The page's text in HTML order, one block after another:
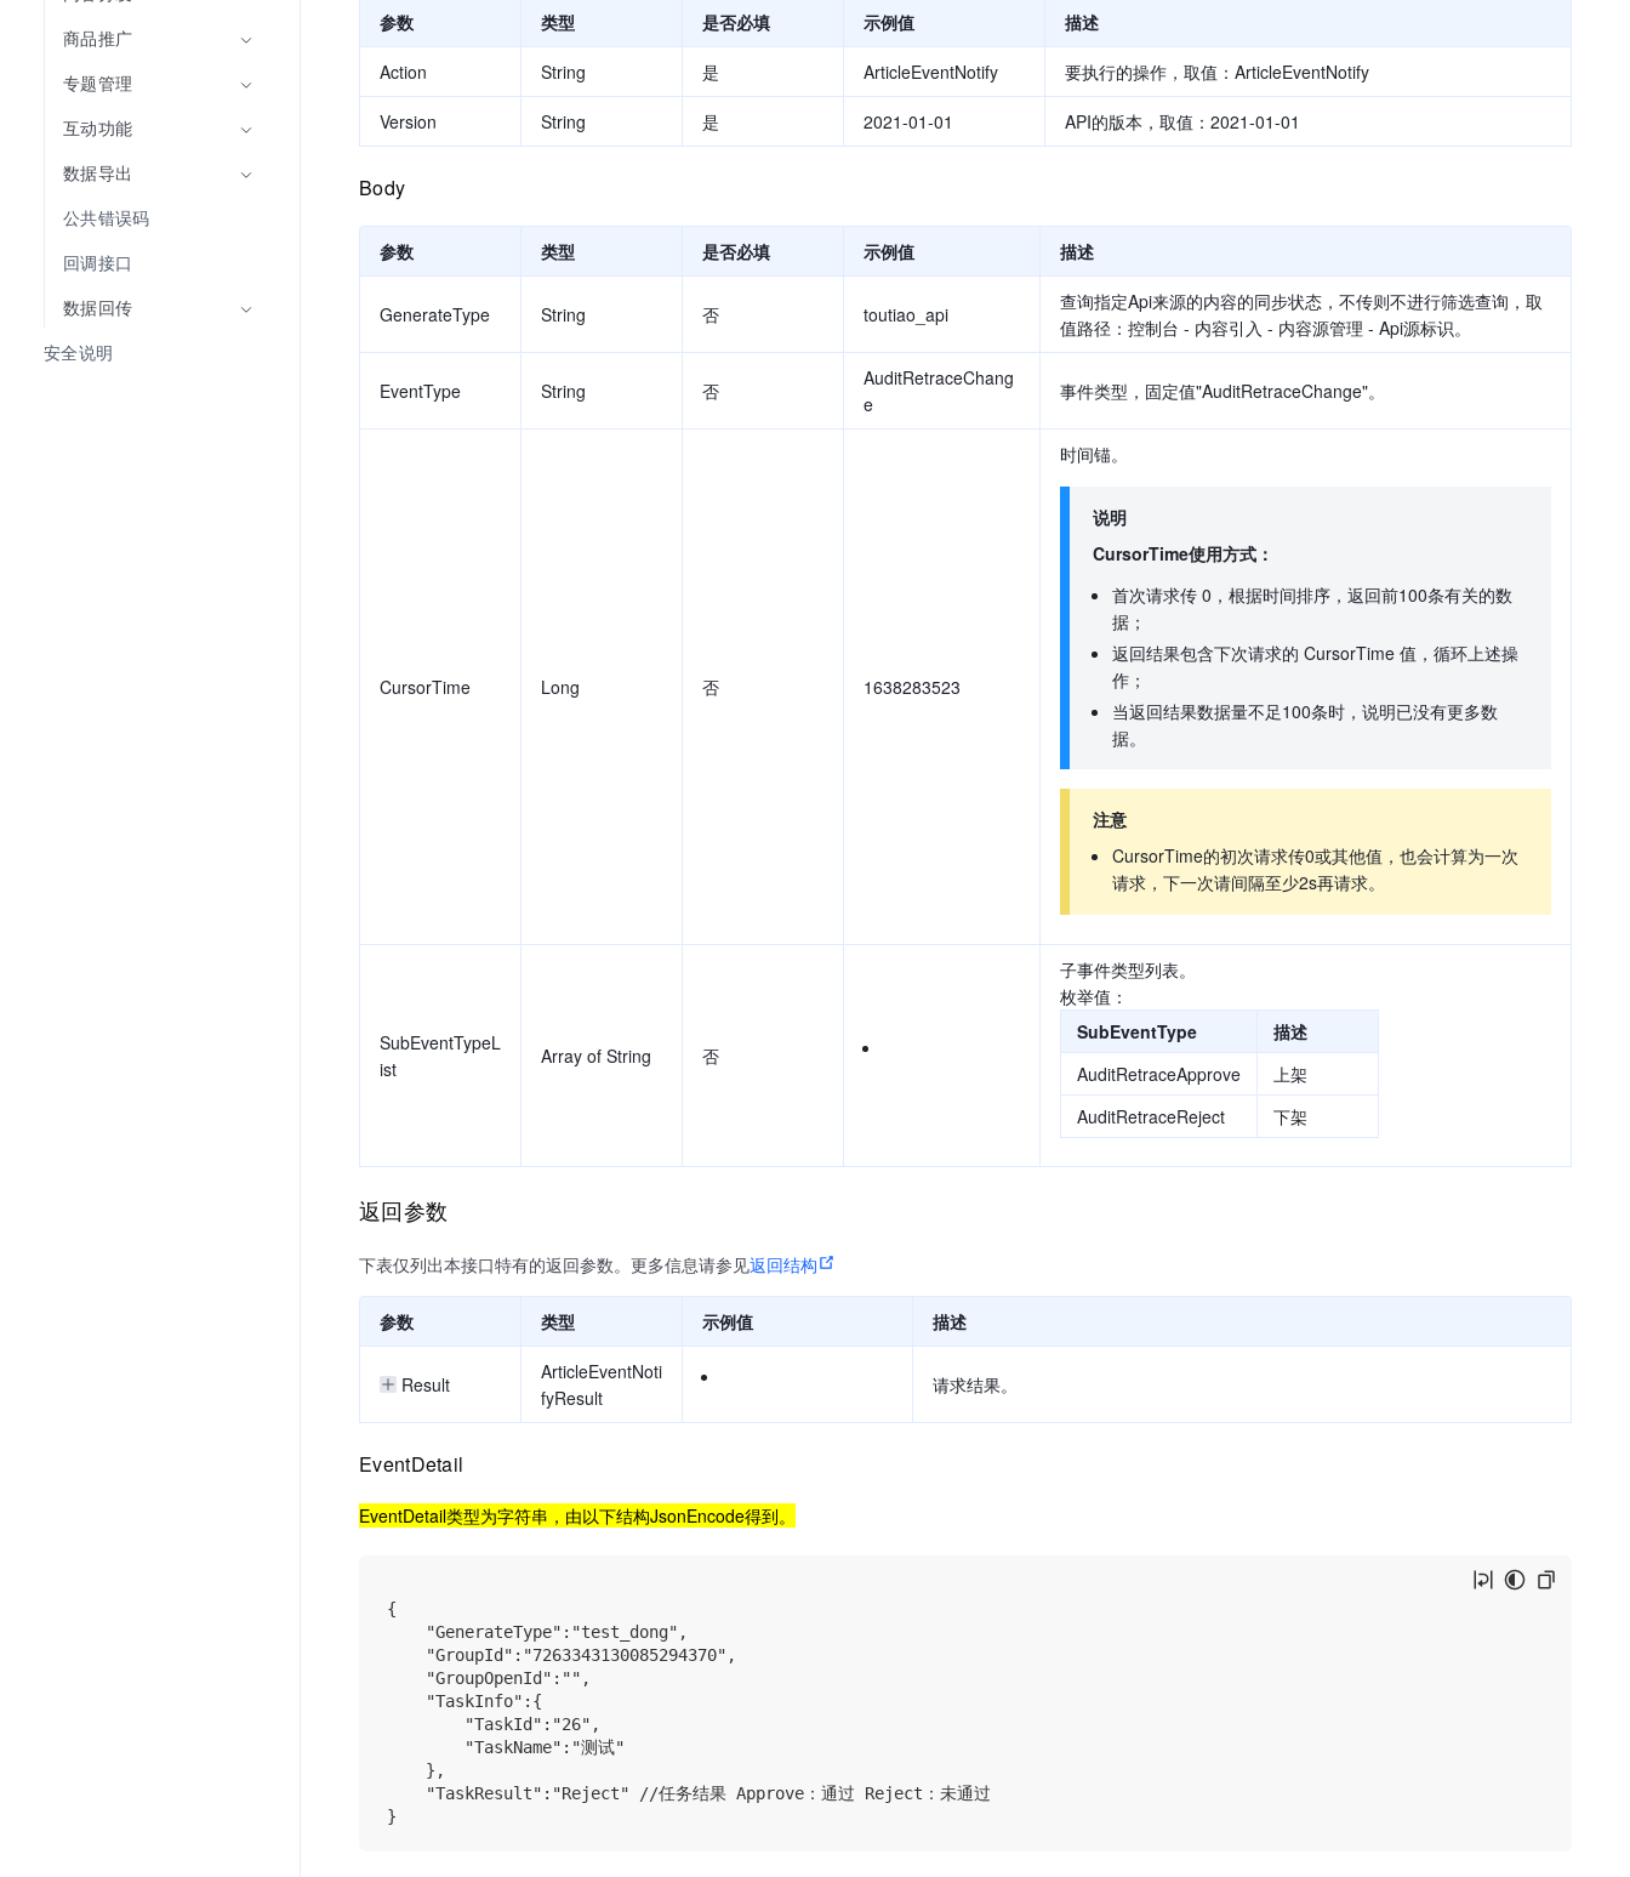
商品推广
专题管理
互动功能
数据导出
公共错误码
回调接口
数据回传
安全说明
参数 类型 是否必填 示例值 描述
Action String 是 ArticleEventNotify 要执行的操作，取值：ArticleEventNotify
Version String 是 2021-01-01 API的版本，取值：2021-01-01
Body
参数 类型 是否必填 示例值 描述
GenerateType String 否 toutiao_api
查询指定Api来源的内容的同步状态，不传则不进行筛选查询，取
值路径：控制台 - 内容引入 - 内容源管理 - Api源标识。
EventType String 否
AuditRetraceChang
e
事件类型，固定值"AuditRetraceChange"。
CursorTime Long 否 1638283523
时间锚。
说明
CursorTime使用方式：
首次请求传 0，根据时间排序，返回前100条有关的数
据；
返回结果包含下次请求的 CursorTime 值，循环上述操
作；
当返回结果数据量不足100条时，说明已没有更多数
据。
注意
CursorTime的初次请求传0或其他值，也会计算为一次
请求，下一次请间隔至少2s再请求。
SubEventTypeL
ist
Array of String 否
子事件类型列表。
枚举值：
SubEventType
描述
AuditRetraceApprove
上架
AuditRetraceReject
下架
返回参数
下表仅列出本接口特有的返回参数。更多信息请参见返回结构
参数 类型 示例值 描述
Result
ArticleEventNoti
fyResult
请求结果。
EventDetail
EventDetail类型为字符串，由以下结构JsonEncode得到。
{
    "GenerateType":"test_dong",
    "GroupId":"7263343130085294370",
    "GroupOpenId":"",
    "TaskInfo":{
        "TaskId":"26",
        "TaskName":"测试"
    },
    "TaskResult":"Reject" //任务结果 Approve：通过 Reject：未通过